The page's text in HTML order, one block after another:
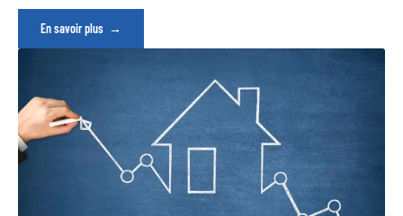
En savoir plus